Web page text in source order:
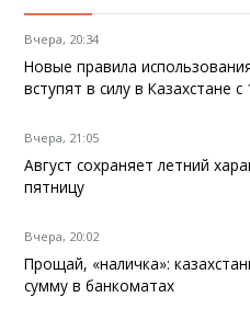
Вчера, 20:34
Новые правила
вступят в силу в Казахстане с
Вчера, 21:05
Август сохраняет летний
пятницу
Вчера, 20:02
Прощай, «наличка»:
сумму в банкоматах